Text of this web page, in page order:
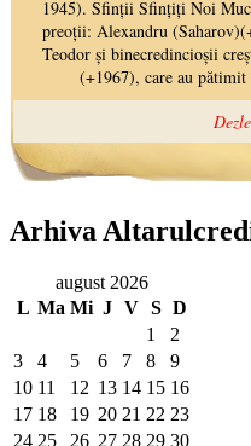
Arhiva
august 2026
L Ma Mi J V S D
1
2
3
4 5 6 7 8
9
10 11 12 13 14 15 16
17 18 19 20 21 22 23
24 25 26 27 28 29 30